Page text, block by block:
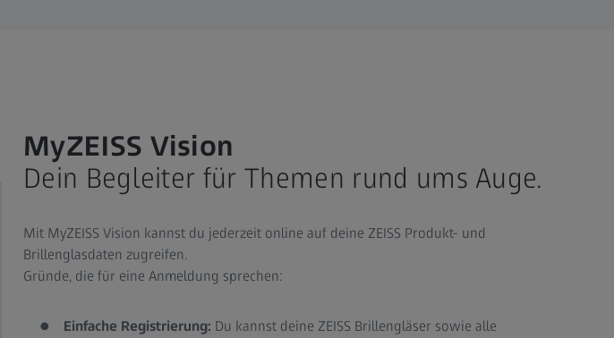
MyZEISS Vision
Dein Begleiter für Themen rund ums Auge.
Mit MyZEISS Vision kannst du jederzeit online auf deine ZEISS Produkt- und
Brillenglasdaten zugreifen.
Gründe, die für eine Anmeldung sprechen:
Einfache Registrierung: Du kannst deine ZEISS Brillengläser sowie alle